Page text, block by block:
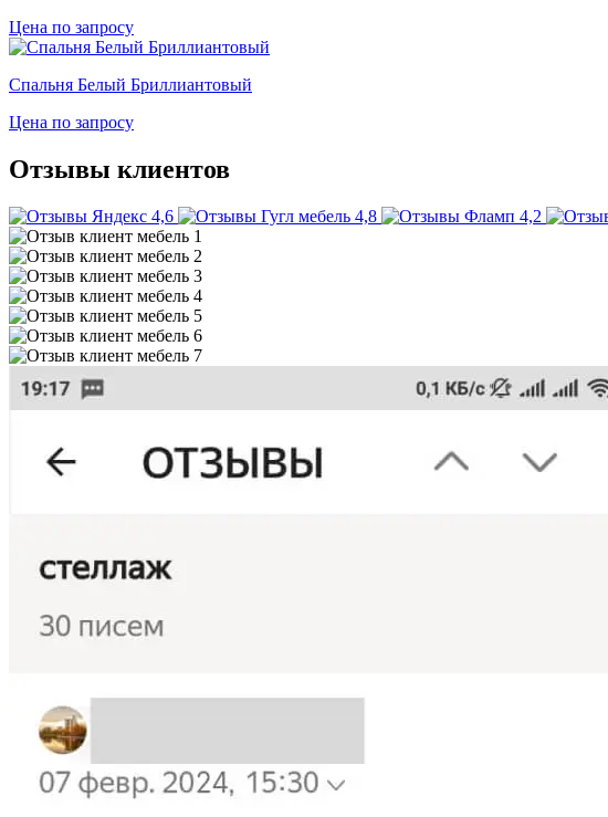
Цена по запросу
Спальня Белый Бриллиантовый
Цена по запросу
Отзывы клиентов
4,6 4,8 4,2